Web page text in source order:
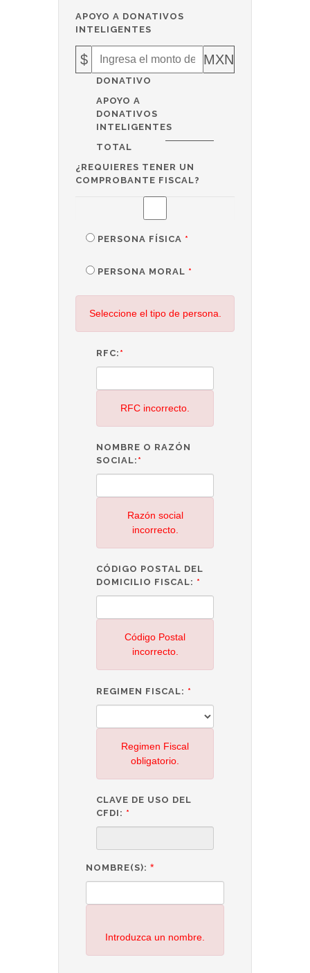
APOYO A DONATIVOS
INTELIGENTES
$ MXN
DONATIVO
APOYO A
DONATIVOS
INTELIGENTES
TOTAL
¿REQUIERES TENER UN
COMPROBANTE FISCAL?
PERSONA FÍSICA *
PERSONA MORAL *
Seleccione el tipo de persona.
RFC: *
RFC incorrecto.
NOMBRE O RAZÓN
SOCIAL: *
Razón social
incorrecto.
CÓDIGO POSTAL DEL
DOMICILIO FISCAL: *
Código Postal
incorrecto.
REGIMEN FISCAL: *
Regimen Fiscal
obligatorio.
CLAVE DE USO DEL
CFDI: *
NOMBRE(S): *
Introduzca un nombre.